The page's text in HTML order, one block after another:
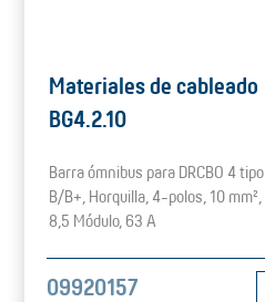
Materiales de cableado
BG4.2.10
Barra ómnibus para DRCBO 4 tipo
B/B+, Horquilla, 4-polos, 10 mm²,
8,5 Módulo, 63 A
09920157